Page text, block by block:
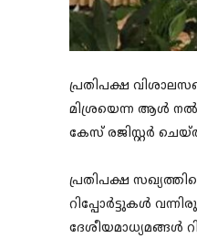
പ്രതിപക്ഷ
മിശ്രയെന്ന ആൾ
കേസ് രജിസ്റ്റർ
പ്രതിപക്ഷ
റിപ്പോർട്ടുകൾ
ദേശീയമാധ്യമങ്ങൾ